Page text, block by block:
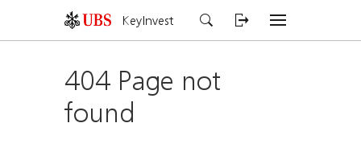
KeyInvest
404 Page not
found